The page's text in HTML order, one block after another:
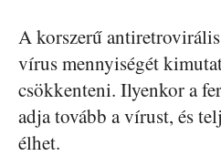
A korszerű
vírus mennyiségét
csökkenteni. Ilyenkor a
adja tovább a vírust, és
élhet.